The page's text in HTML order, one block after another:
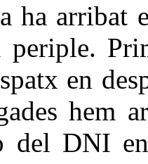
ha arribat
en
hem
del DNI